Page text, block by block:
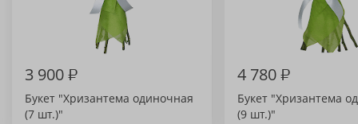
3 900₽
Букет "Хризантема одиночная
(7 шт.)"
4 780₽
Букет "Хризантема
(9 шт.)"